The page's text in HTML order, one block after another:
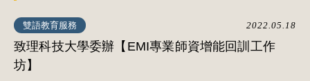
雙語教育服務 2022.05.18
致理科技大學委辦【EMI專業師資增能回訓⼯作
坊】